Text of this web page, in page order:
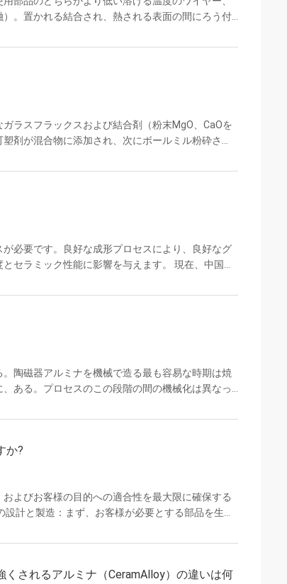
。置かれる結合され、熱される表面の間にろう付
接合箇所を形作るためにはんだは凝固する。多く
術はのためにメタライゼーションをろう付けする
ラスフラックスおよび結合剤（粉末MgO、CaOを
剤が混合物に添加され、次にボールミル粉砕さ
ーローリング スラリーを平らな表面にスプレー
得します。 鋳造 ペーストは、移動ベルト上で鋭い
必要です。良好な成形プロセスにより、良好なグ
セラミック性能に影響を与えます。 現在、中国市
。さまざまな成形プロセスに応じて、粉末を事前
陶磁器アルミナを機械で造る最も容易な時期は焼
ある。プロセスのこの段階の間の機械化は異なっ
上の憶病の複雑さ そういうわけで専門のアルミナ
でabrateを材料助ける。 陶磁器アルミナが機械化
か?
よびお客様の目的への適合性を最大限に確保する
計と製造：まず、お客様が必要とする部品を生産
結・脱脂: プロセスのこの部分には、成形品に存在
のさまざまな焼結後の手順により、製...
されるアルミナ（CeramAlloy）の違いは何